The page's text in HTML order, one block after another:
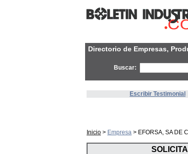
Directorio de Empresas,
Buscar:
Escribir Testimonial
Inicio > Empresa > EFORSA, SA DE